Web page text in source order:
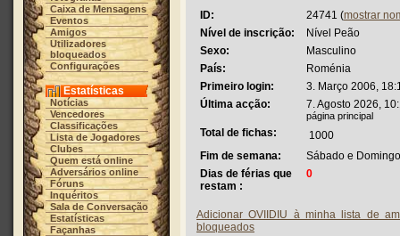
Caixa de Mensagens
Eventos
Amigos
Utilizadores
bloqueados
Configurações
Estatísticas
Notícias
Vencedores
Classificações
Lista de Jogadores
Clubes
Quem está online
Adversários online
Fóruns
Inquéritos
Sala de Conversação
Estatísticas
Façanhas
ID: 24741 (mostrar
Nível de inscrição:
Nível Peão
Sexo:
Masculino
País:
Roménia
Primeiro login:
3. Março 2006,
Última acção:
7. Agosto 2026,
página principal
Total de fichas:
1000
Fim de semana:
Sábado e Domingo
Dias de férias que
restam :
0
Adicionar OVIIDIU à minha lista de
bloqueados